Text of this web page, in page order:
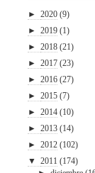
► 2020 (9)
► 2019 (1)
► 2018 (21)
► 2017 (23)
► 2016 (27)
► 2015 (7)
► 2014 (10)
► 2013 (14)
► 2012 (102)
▼ 2011 (174)